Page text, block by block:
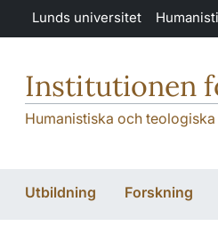
Hoppa till huvudinnehåll
Lunds universitet
Institutionen
Humanistiska och
Utbildning Forskning